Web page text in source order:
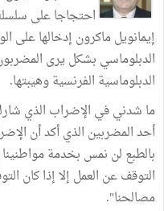
احتجاجا على
إيمانويل ماكرون إدخالها على
الدبلوماسي بشكل يرى
الدبلوماسية الفرنسية وهيبتها.
ما شدني في الإضراب الذي
أحد المضربين الذي أكد أن
بالطبع لن نمس بخدمة
التوقف عن العمل إلا إذا كان
مصالحنا".